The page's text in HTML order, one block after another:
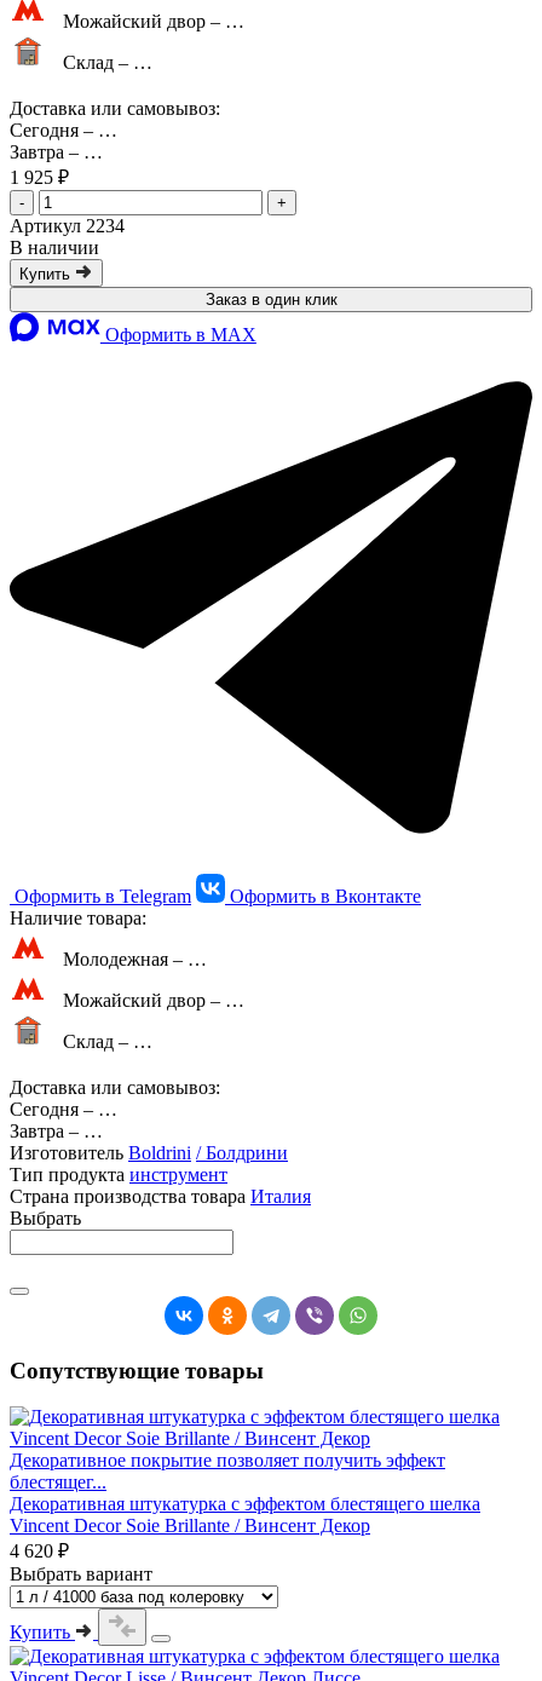
Можайский двор – …
Склад – …
Доставка или самовывоз:
Сегодня – …
Завтра – …
1 925 ₽
- +
Артикул 2234
В наличии
Купить
Заказ в один клик
Оформить в MAX
Оформить в Telegram
Оформить в Вконтакте
Наличие товара:
Молодежная – …
Можайский двор – …
Склад – …
Доставка или самовывоз:
Сегодня – …
Завтра – …
Изготовитель Boldrini / Болдрини
Тип продукта инструмент
Страна производства товара Италия
Выбрать
Сопутствующие товары
Декоративное покрытие позволяет получить эффект
блестящег...
Декоративная штукатурка с эффектом блестящего шелка
Vincent Decor Soie Brillante / Винсент Декор
4 620 ₽
Выбрать вариант
Купить